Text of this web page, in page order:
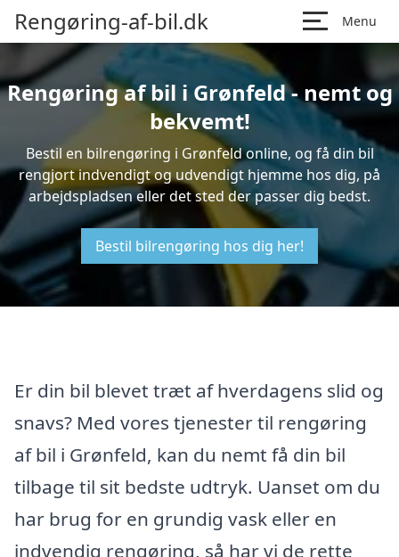
Rengøring-af-bil.dk Menu
Rengøring af bil i Grønfeld - nemt og
bekvemt!
Bestil en bilrengøring i Grønfeld online, og få din bil
rengjort indvendigt og udvendigt hjemme hos dig, på
arbejdspladsen eller det sted der passer dig bedst.
Bestil bilrengøring hos dig her!
Er din bil blevet træt af hverdagens slid og
snavs? Med vores tjenester til rengøring
af bil i Grønfeld, kan du nemt få din bil
tilbage til sit bedste udtryk. Uanset om du
har brug for en grundig vask eller en
indvendig rengøring, så har vi de rette